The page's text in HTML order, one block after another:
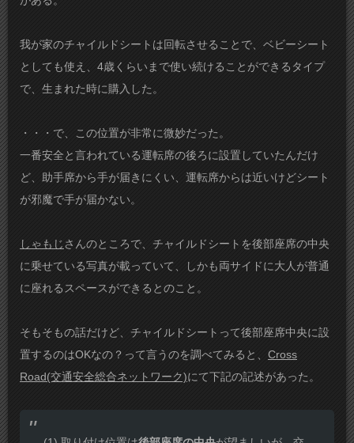
我が家のチャイルドシートは回転させることで、ベビーシート
としても使え、4歳くらいまで使い続けることができるタイプ
で、生まれた時に購入した。
・・・で、この位置が非常に微妙だった。
一番安全と言われている運転席の後ろに設置していたんだけ
ど、助手席から手が届きにくい、運転席からは近いけどシート
が邪魔で手が届かない。
しゃもじさんのところで、チャイルドシートを後部座席の中央
に乗せている写真が載っていて、しかも両サイドに大人が普通
に座れるスペースができるとのこと。
そもそもの話だけど、チャイルドシートって後部座席中央に設
置するのはOKなの？って言うのを調べてみると、 Cross
Road(交通安全総合ネットワーク)にて下記の記述があった。